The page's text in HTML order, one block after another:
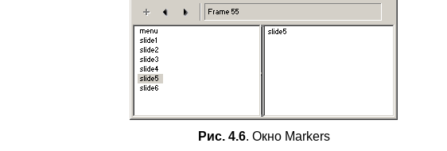
Рис. 4.6. Окно Markers